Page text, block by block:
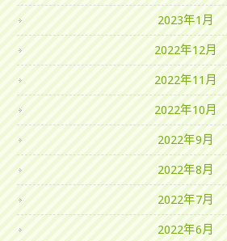
2023年1月
2022年12月
2022年11月
2022年10月
2022年9月
2022年8月
2022年7月
2022年6月